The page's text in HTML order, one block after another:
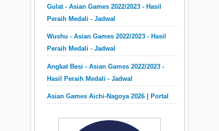
Gulat - Asian Games 2022/2023 - Hasil
Peraih Medali - Jadwal
Wushu - Asian Games 2022/2023 - Hasil
Peraih Medali - Jadwal
Angkat Besi - Asian Games 2022/2023 -
Hasil Peraih Medali - Jadwal
Asian Games Aichi-Nagoya 2026 | Portal